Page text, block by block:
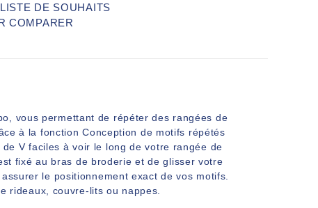
DE SOUHAITS
COMPARER
vous permettant de répéter des rangées de
à la fonction Conception de motifs répétés
V faciles à voir le long de votre rangée de
fixé au bras de broderie et de glisser votre
le positionnement exact de vos motifs.
rideaux, couvre-lits ou nappes.